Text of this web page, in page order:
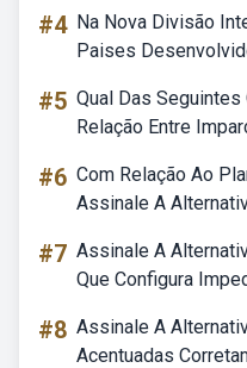
#4 Na Nova Divisão
Paises
#5 Qual Das
Relação Entre
#6 Com Relação Ao
Assinale A
#7 Assinale A
Que Configura
#8 Assinale A
Acentuadas